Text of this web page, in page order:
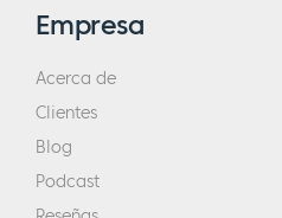
Empresa
Acerca de
Clientes
Blog
Podcast